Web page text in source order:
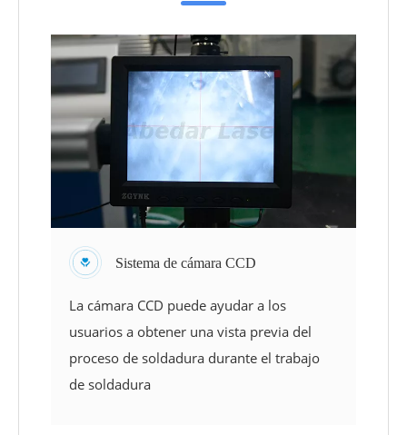
Sistema de cámara CCD
La cámara CCD puede ayudar a los
usuarios a obtener una vista previa del
proceso de soldadura durante el trabajo
de soldadura